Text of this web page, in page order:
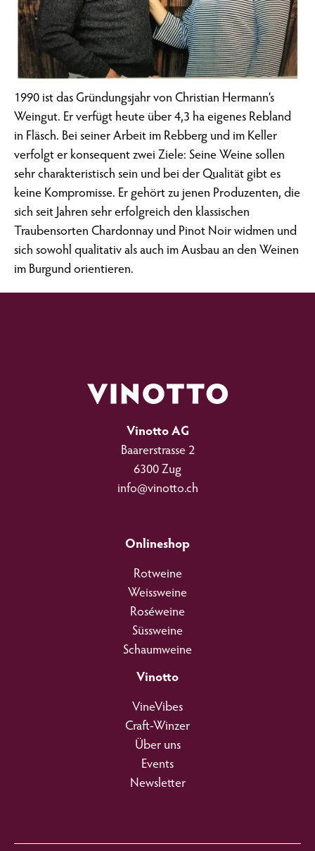
1990 ist das Gründungsjahr von Christian Hermann’s
Weingut. Er verfügt heute über 4,3 ha eigenes Rebland
in Fläsch. Bei seiner Arbeit im Rebberg und im Keller
verfolgt er konsequent zwei Ziele: Seine Weine sollen
sehr charakteristisch sein und bei der Qualität gibt es
keine Kompromisse. Er gehört zu jenen Produzenten, die
sich seit Jahren sehr erfolgreich den klassischen
Traubensorten Chardonnay und Pinot Noir widmen und
sich sowohl qualitativ als auch im Ausbau an den Weinen
im Burgund orientieren.
Vinotto AG
Baarerstrasse 2
6300 Zug
info@vinotto.ch
Onlineshop
Rotweine
Weissweine
Roséweine
Süssweine
Schaumweine
Vinotto
VineVibes
Craft-Winzer
Über uns
Events
Newsletter